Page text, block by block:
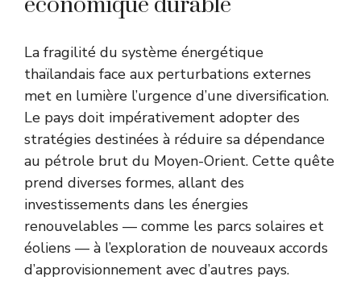
La fragilité du système énergétique
thaïlandais face aux perturbations externes
met en lumière l’urgence d’une diversification.
Le pays doit impérativement adopter des
stratégies destinées à réduire sa dépendance
au pétrole brut du Moyen-Orient. Cette quête
prend diverses formes, allant des
investissements dans les énergies
renouvelables — comme les parcs solaires et
éoliens — à l’exploration de nouveaux accords
d’approvisionnement avec d’autres pays.